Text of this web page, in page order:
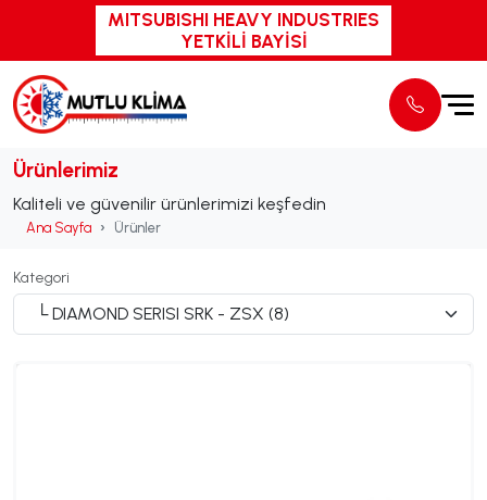
MITSUBISHI HEAVY INDUSTRIES
YETKİLİ BAYİSİ
Ürünlerimiz
Kaliteli ve güvenilir ürünlerimizi keşfedin
Ana Sayfa Ürünler
Kategori